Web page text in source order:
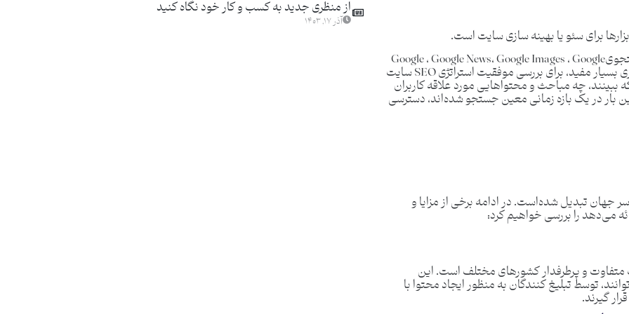
این ابزار به کاربران کمک می‌کند، تا رفتار افراد را در جستجویGoogle ، Google News، Google Images ، Google
Shopping و YouTube مشاهده نمایند. گوگل ترندز ابزاری بسیار مفید، برای بررسی موفقیت استراتژی SEO سایت
ببینند، چه مباحث و محتواهایی مورد علاقه کاربران
بار در یک بازه زمانی معین جستجو شده‌اند، دسترسی
جهان تبدیل شده‌است. در ادامه برخی از مزایا و
می‌دهد را بررسی خواهیم کرد:
و پرطرفدار کشورهای مختلف است. این
توسط تبلیغ کنندگان به منظور ایجاد محتوا با
گیرند.
از منظری جدید به کسب و کار خود نگاه کنید
آذر ۱۷, ۱۴۰۳